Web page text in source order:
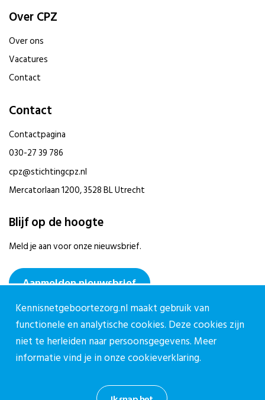
Over CPZ
Over ons
Vacatures
Contact
Contact
Contactpagina
030-27 39 786
cpz@stichtingcpz.nl
Mercatorlaan 1200, 3528 BL Utrecht
Blijf op de hoogte
Meld je aan voor onze nieuwsbrief.
Aanmelden nieuwsbrief
Cookieverklaring
Kennisnetgeboortezorg.nl maakt gebruik van
functionele en analytische cookies. Deze cookies zijn
niet te herleiden naar persoonsgegevens. Meer
informatie vind je in onzecookieverklaring.